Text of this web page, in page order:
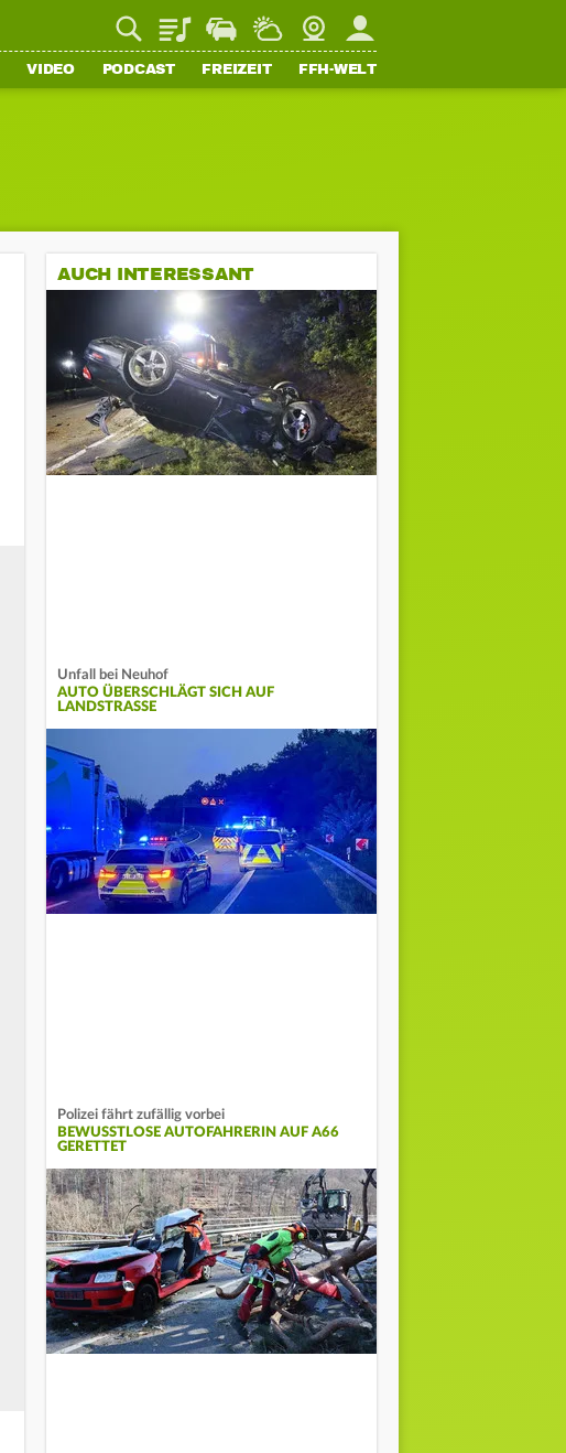
PlaylistStaupilotWetterWebcamMein FFH
VIDEO PODCAST FREIZEIT FFH-WELT
AUCH INTERESSANT
Unfall bei Neuhof
AUTO ÜBERSCHLÄGT SICH AUF
LANDSTRASSE
Polizei fährt zufällig vorbei
BEWUSSTLOSE AUTOFAHRERIN AUF A66
GERETTET